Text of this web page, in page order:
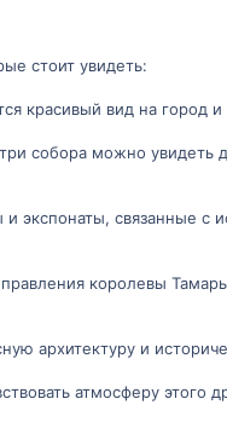
стоит увидеть:
красивый вид на
собора можно увидеть
экспонаты, связанные с
королевы
архитектуру и
атмосферу этого